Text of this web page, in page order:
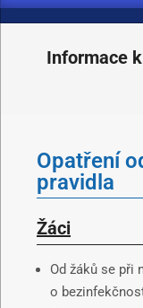
Informace
Opatření
pravidla
Žáci
Od žáků se při
o